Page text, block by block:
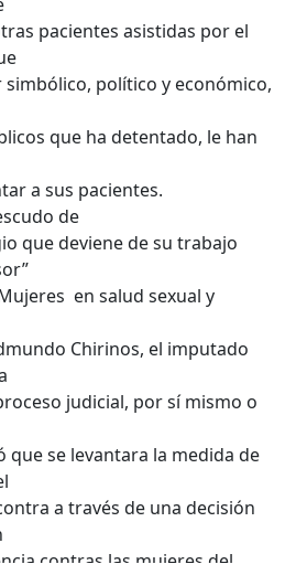
pacientes asistidas por el
político y económico,
que ha detentado, le han
a sus pacientes.
de
que deviene de su trabajo
en salud sexual y
Chirinos, el imputado
judicial, por sí mismo o
se levantara la medida de
a través de una decisión
contras las mujeres del